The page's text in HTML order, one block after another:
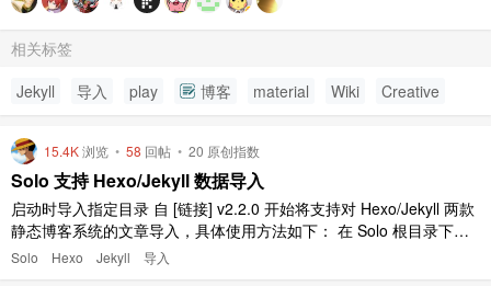
相关标签
Jekyll
导入 play 博客 material Wiki Creative
15.4K浏览 • 58 回帖 • 20 原创指数
Solo 支持 Hexo/Jekyll 数据导入
启动时导入指定目录 自 [链接] v2.2.0 开始将支持对 Hexo/Jekyll 两款
静态博客系统的文章导入，具体使用方法如下： 在 Solo 根目录下放
置 markdowns 目录，里面放置待导入的一些 md 文件（可新建目
录，方便标识，比如可将 Hexo 的 _posts 文件夹直接拷贝进来） 重
Solo Hexo Jekyll 导入